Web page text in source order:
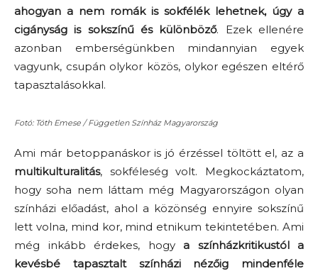
ahogyan a nem romák is sokfélék lehetnek, úgy a
cigányság is sokszínű és különböző. Ezek ellenére
azonban emberségünkben mindannyian egyek
vagyunk, csupán olykor közös, olykor egészen eltérő
tapasztalásokkal.
Fotó: Tóth Emese / Független Színház Magyarország
Ami már betoppanáskor is jó érzéssel töltött el, az a
multikulturalitás, sokféleség volt. Megkockáztatom,
hogy soha nem láttam még Magyarországon olyan
színházi előadást, ahol a közönség ennyire sokszínű
lett volna, mind kor, mind etnikum tekintetében. Ami
még inkább érdekes, hogy a színházkritikustól a
kevésbé tapasztalt színházi nézőig mindenféle